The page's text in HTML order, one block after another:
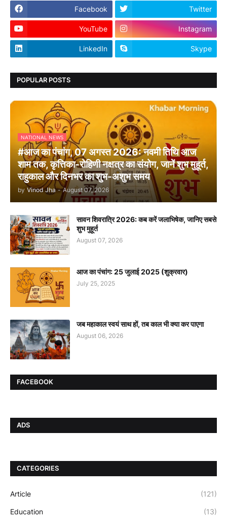
Facebook Twitter
YouTube Instagram
LinkedIn Skype
POPULAR POSTS
NATIONAL NEWS
#आज का पंचांग, 07 अगस्त 2026: नवमी तिथि आज
शाम तक, कृत्तिका-रोहिणी नक्षत्र का संयोग, जानें शुभ मुहूर्त,
राहुकाल और दिनभर का शुभ-अशुभ समय
by Vinod Jha - August 07, 2026
सावन शिवरात्रि 2026: कब करें जलाभिषेक, जानिए सबसे
शुभ मुहूर्त
August 07, 2026
आज का पंचांग: 25 जुलाई 2025 (शुक्रवार)
July 25, 2025
जब महाकाल स्वयं साथ हों, तब काल भी क्या कर पाएगा
August 06, 2026
FACEBOOK
ADS
CATEGORIES
Article (121)
Education (13)